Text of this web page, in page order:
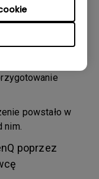
dla Twojego
że BenQ
BenQ. Jeśli
powstało w
nim.
poprzez